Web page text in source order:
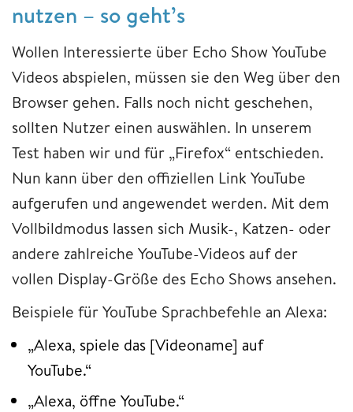
nutzen – so geht’s
Wollen Interessierte über Echo Show YouTube
Videos abspielen, müssen sie den Weg über den
Browser gehen. Falls noch nicht geschehen,
sollten Nutzer einen auswählen. In unserem
Test haben wir und für „Firefox“ entschieden.
Nun kann über den offiziellen Link YouTube
aufgerufen und angewendet werden. Mit dem
Vollbildmodus lassen sich Musik-, Katzen- oder
andere zahlreiche YouTube-Videos auf der
vollen Display-Größe des Echo Shows ansehen.
Beispiele für YouTube Sprachbefehle an Alexa:
„Alexa, spiele das [Videoname] auf
YouTube.“
„Alexa, öffne YouTube.“